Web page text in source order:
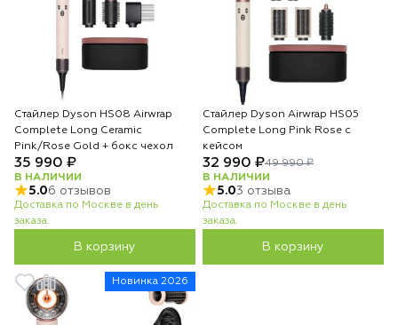
Стайлер Dyson HS08 Airwrap
Complete Long Ceramic
Pink/Rose Gold + бокс чехол
35 990 ₽
В НАЛИЧИИ
5.06 отзывов
Доставка по Москве в день
заказа.
В корзину
Стайлер Dyson Airwrap HS05
Complete Long Pink Rose с
кейсом
32 990 ₽49 990 ₽
В НАЛИЧИИ
5.03 отзыва
Доставка по Москве в день
заказа.
В корзину
Новинка 2026